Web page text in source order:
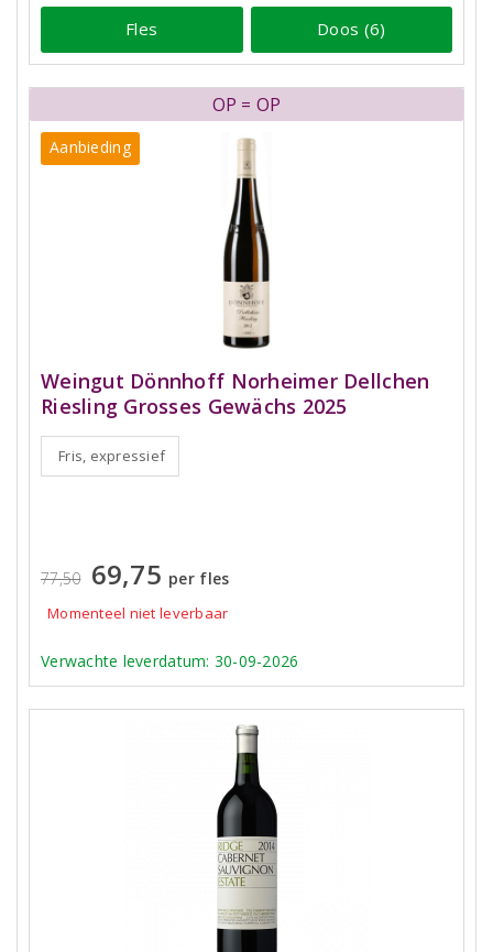
Fles Doos (6)
OP = OP
Aanbieding
Weingut Dönnhoff Norheimer Dellchen
Riesling Grosses Gewächs 2025
Fris, expressief
77,50 69,75 per fles
Momenteel niet leverbaar
Verwachte leverdatum: 30-09-2026